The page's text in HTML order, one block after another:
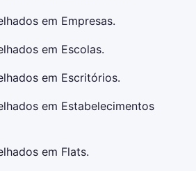
em Empresas.
em Escolas.
em Escritórios.
em Estabelecimentos
em Flats.